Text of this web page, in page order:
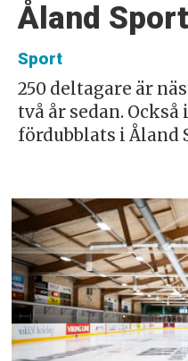
Åland
Sport
250 deltagare är
två år sedan.
fördubblats i Åland